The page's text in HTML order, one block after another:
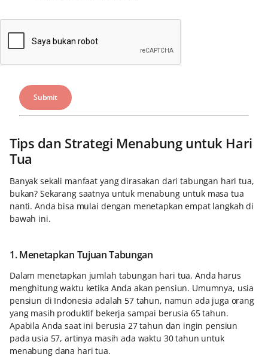
Tips dan Strategi Menabung untuk Hari
Tua
Banyak sekali manfaat yang dirasakan dari tabungan hari tua,
bukan? Sekarang saatnya untuk menabung untuk masa tua
nanti. Anda bisa mulai dengan menetapkan empat langkah di
bawah ini.
1. Menetapkan Tujuan Tabungan
Dalam menetapkan jumlah tabungan hari tua, Anda harus
menghitung waktu ketika Anda akan pensiun. Umumnya, usia
pensiun di Indonesia adalah 57 tahun, namun ada juga orang
yang masih produktif bekerja sampai berusia 65 tahun.
Apabila Anda saat ini berusia 27 tahun dan ingin pensiun
pada usia 57, artinya masih ada waktu 30 tahun untuk
menabung dana hari tua.